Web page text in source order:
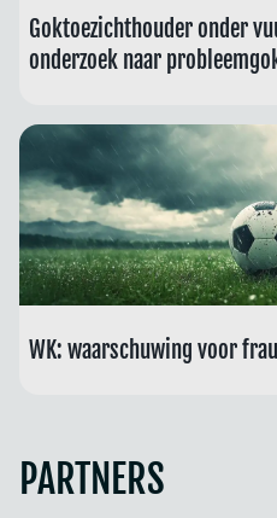
Goktoezichthouder onder
onderzoek naar
WK: waarschuwing voor
PARTNERS